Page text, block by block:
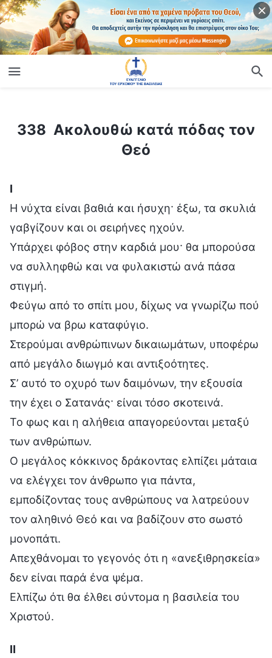
338 Ακολουθώ κατά πόδας τον Θεό
338 Ακολουθώ κατά πόδας τον
Θεό
Ⅰ
Η νύχτα είναι βαθιά και ήσυχη· έξω, τα σκυλιά
γαβγίζουν και οι σειρήνες ηχούν.
Υπάρχει φόβος στην καρδιά μου· θα μπορούσα
να συλληφθώ και να φυλακιστώ ανά πάσα
στιγμή.
Φεύγω από το σπίτι μου, δίχως να γνωρίζω πού
μπορώ να βρω καταφύγιο.
Στερούμαι ανθρώπινων δικαιωμάτων, υποφέρω
από μεγάλο διωγμό και αντιξοότητες.
Σ’ αυτό το οχυρό των δαιμόνων, την εξουσία
την έχει ο Σατανάς· είναι τόσο σκοτεινά.
Το φως και η αλήθεια απαγορεύονται μεταξύ
των ανθρώπων.
Ο μεγάλος κόκκινος δράκοντας ελπίζει μάταια
να ελέγχει τον άνθρωπο για πάντα,
εμποδίζοντας τους ανθρώπους να λατρεύουν
τον αληθινό Θεό και να βαδίζουν στο σωστό
μονοπάτι.
Απεχθάνομαι το γεγονός ότι η «ανεξιθρησκεία»
δεν είναι παρά ένα ψέμα.
Ελπίζω ότι θα έλθει σύντομα η βασιλεία του
Χριστού.
Ⅱ